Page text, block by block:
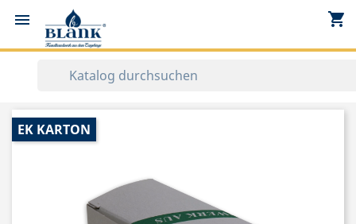
 shopping_cart
EK KARTON